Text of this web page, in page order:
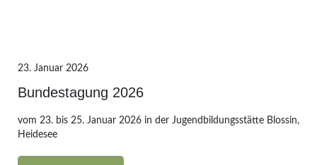
23. Januar 2026
Bundestagung 2026
vom 23. bis 25. Januar 2026 in der Jugendbildungsstätte Blossin,
Heidesee